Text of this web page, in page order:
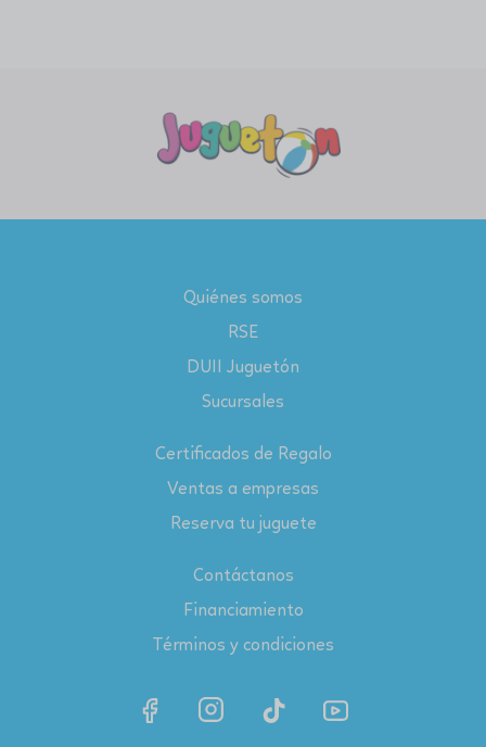
Quiénes somos
RSE
DUII Juguetón
Sucursales
Certificados de Regalo
Ventas a empresas
Reserva tu juguete
Contáctanos
Financiamiento
Términos y condiciones